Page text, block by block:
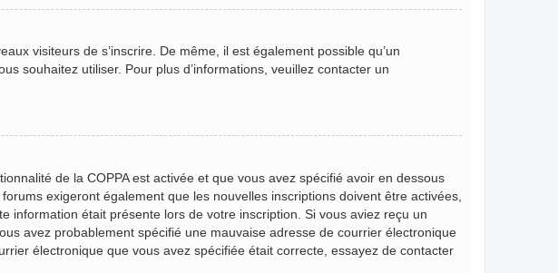
visiteurs de s’inscrire. De même, il est également possible qu’un
souhaitez utiliser. Pour plus d’informations, veuillez contacter un
de la COPPA est activée et que vous avez spécifié avoir en dessous
exigeront également que les nouvelles inscriptions doivent être activées,
information était présente lors de votre inscription. Si vous aviez reçu un
avez probablement spécifié une mauvaise adresse de courrier électronique
électronique que vous avez spécifiée était correcte, essayez de contacter